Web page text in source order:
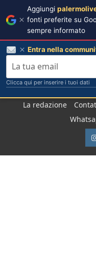
La redazione
Aggiungi
fonti preferite su
sempre informato
Entra nella
Clicca qui per inserire i tuoi dati